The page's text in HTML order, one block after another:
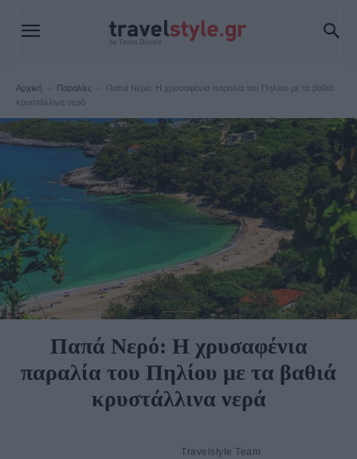
Αρχική Παραλίες
Παπά Νερό: H χρυσαφένια παραλία του Πηλίου με τα βαθιά
κρυστάλλινα νερά
Παραλίες
Παπά Νερό: H χρυσαφένια
παραλία του Πηλίου με τα βαθιά
κρυστάλλινα νερά
Travelstyle Team